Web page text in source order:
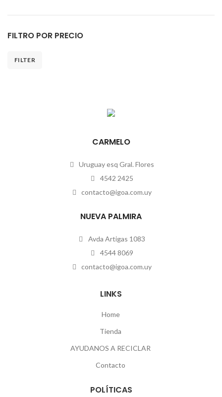
FILTRO POR PRECIO
FILTER
CARMELO
Uruguay esq Gral. Flores
4542 2425
contacto@igoa.com.uy
NUEVA PALMIRA
Avda Artigas 1083
4544 8069
contacto@igoa.com.uy
LINKS
Home
Tienda
AYUDANOS A RECICLAR
Contacto
POLÍTICAS